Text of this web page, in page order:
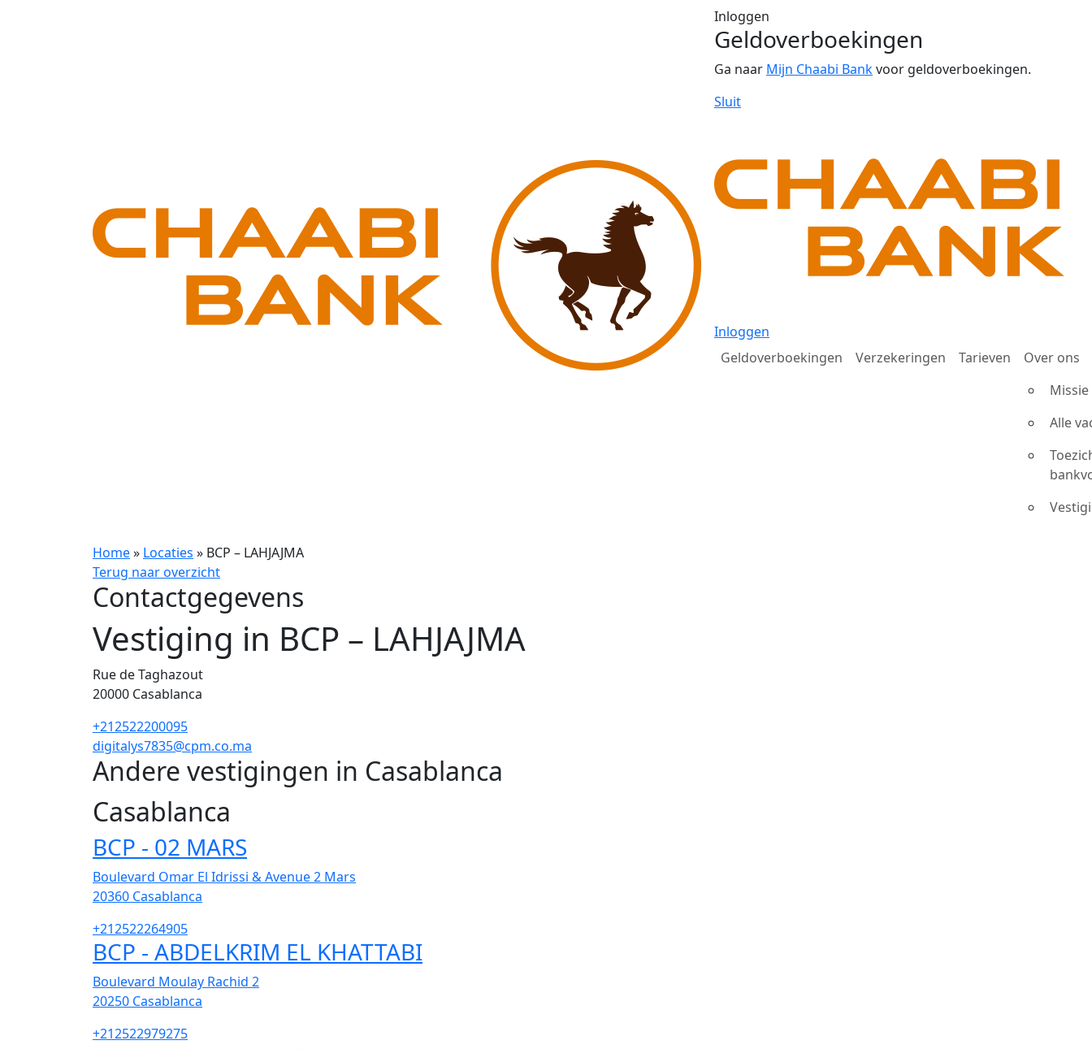
Inloggen
Geldoverboekingen
Ga naar Mijn Chaabi Bankvoor geldoverboekingen.
Sluit
Inloggen
Geldoverboekingen
Verzekeringen Tarieven
Over ons
Alle
Home» Locaties » BCP – LAHJAJMA
Terug naar overzicht
Contactgegevens
Vestiging in BCP – LAHJAJMA
Rue de Taghazout
20000 Casablanca
+212522200095
digitalys7835@cpm.co.ma
Andere vestigingen in Casablanca
Casablanca
BCP - 02 MARS
Boulevard Omar El Idrissi & Avenue 2 Mars
20360 Casablanca
+212522264905
BCP - ABDELKRIM EL KHATTABI
Boulevard Moulay Rachid 2
20250 Casablanca
+212522979275